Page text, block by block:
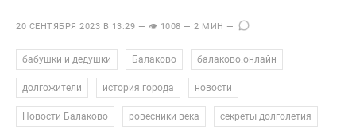
20 СЕНТЯБРЯ 2023 В 13:29 — 👁 1008 — 2 МИН —
бабушки и дедушки Балаково балаково.онлайн
долгожители история города новости
Новости Балаково ровесники века секреты долголетия